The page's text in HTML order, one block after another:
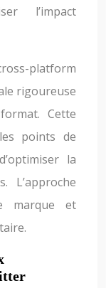
l’impact
platform
rigoureuse
Cette
points de
la
L’approche
marque et